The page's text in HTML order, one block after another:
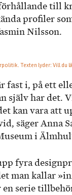
till
profiler
Nilsson.
fast i, på ett
själv har det.
kan vara att
säger Anna
i
fyra
man kallar
en serie